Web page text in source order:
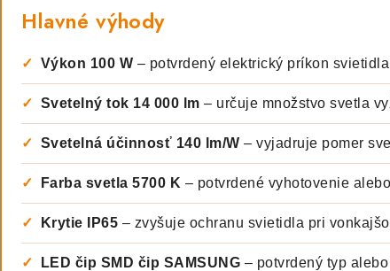
Hlavné výhody
✓ Výkon 100 W – potvrdený elektrický príkon svietidla
✓ Svetelný tok 14 000 lm – určuje množstvo svetla
✓ Svetelná účinnosť 140 lm/W – vyjadruje pomer
✓ Farba svetla 5700 K – potvrdené vyhotovenie
✓ Krytie IP65 – zvyšuje ochranu svietidla pri
✓ LED čip SMD čip SAMSUNG – potvrdený typ